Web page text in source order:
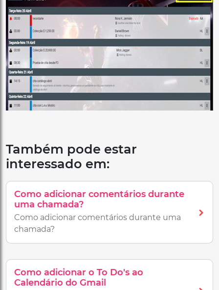
Também pode estar
interessado em:
Como adicionar comentários durante
uma chamada?
Como adicionar comentários durante uma
chamada?
Como adicionar o To Do's ao
Calendário do Gmail